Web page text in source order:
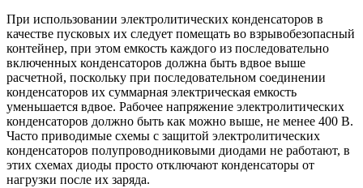
При использовании электролитических конденсаторов в
качестве пусковых их следует помещать во взрывобезопасный
контейнер, при этом емкость каждого из последовательно
включенных конденсаторов должна быть вдвое выше
расчетной, поскольку при последовательном соединении
конденсаторов их суммарная электрическая емкость
уменьшается вдвое. Рабочее напряжение электролитических
конденсаторов должно быть как можно выше, не менее 400 В.
Часто приводимые схемы с защитой электролитических
конденсаторов полупроводниковыми диодами не работают, в
этих схемах диоды просто отключают конденсаторы от
нагрузки после их заряда.